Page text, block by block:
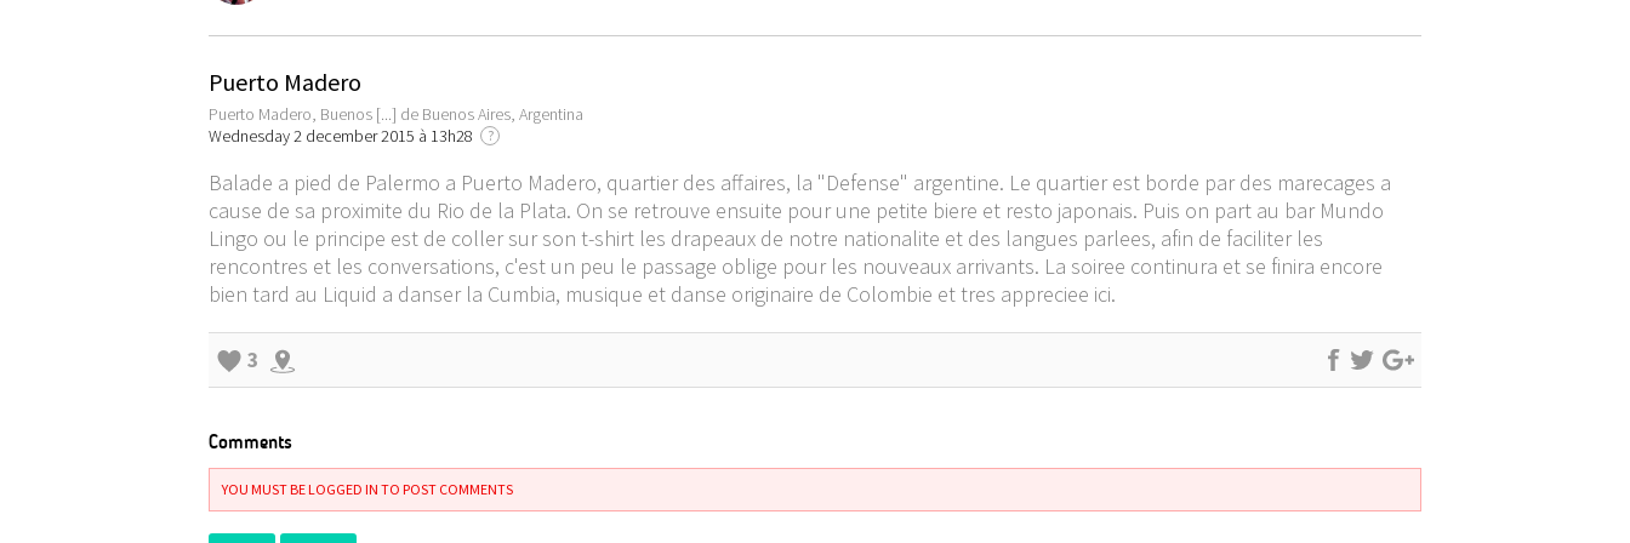
Puerto Madero
Puerto Madero, Buenos [...] de Buenos Aires, Argentina
Wednesday 2 december 2015 à 13h28
?
Balade a pied de Palermo a Puerto Madero, quartier des affaires, la "Defense" argentine. Le quartier est borde par des marecages a
cause de sa proximite du Rio de la Plata. On se retrouve ensuite pour une petite biere et resto japonais. Puis on part au bar Mundo
Lingo ou le principe est de coller sur son t-shirt les drapeaux de notre nationalite et des langues parlees, afin de faciliter les
rencontres et les conversations, c'est un peu le passage oblige pour les nouveaux arrivants. La soiree continura et se finira encore
bien tard au Liquid a danser la Cumbia, musique et danse originaire de Colombie et tres appreciee ici.
3
Comments
YOU MUST BE LOGGED IN TO POST COMMENTS